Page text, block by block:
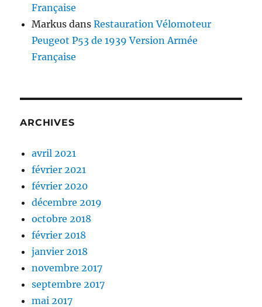
Française
Markus dansRestauration Vélomoteur
Peugeot P53 de 1939 Version Armée
Française
ARCHIVES
avril 2021
février 2021
février 2020
décembre 2019
octobre 2018
février 2018
janvier 2018
novembre 2017
septembre 2017
mai 2017